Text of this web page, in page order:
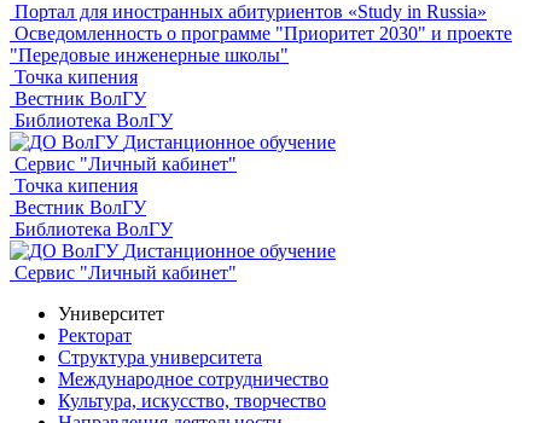
Портал для иностранных абитуриентов «Study in Russia»
Осведомленность о программе "Приоритет 2030" и проекте
"Передовые инженерные школы"
Точка кипения
Вестник ВолГУ
Библиотека ВолГУ
Дистанционное обучение
Сервис "Личный кабинет"
Точка кипения
Вестник ВолГУ
Библиотека ВолГУ
Дистанционное обучение
Сервис "Личный кабинет"
Университет
Ректорат
Структура университета
Международное сотрудничество
Культура, искусство, творчество